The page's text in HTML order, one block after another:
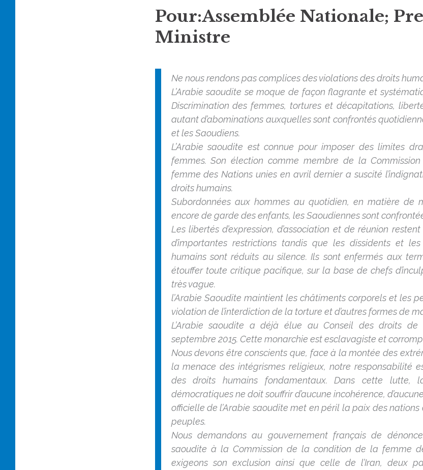
Pour:Assemblée Nationale;
Ministre
Ne nous rendons pas complices des violations des droits
L’Arabie saoudite se moque de façon flagrante et
Discrimination des femmes, tortures et décapitations,
autant d’abominations auxquelles sont confrontés
et les Saoudiens.
L’Arabie saoudite est connue pour imposer des limites
femmes. Son élection comme membre de la
femme des Nations unies en avril dernier a suscité
droits humains.
Subordonnées aux hommes au quotidien, en matière de
encore de garde des enfants, les Saoudiennes sont
Les libertés d’expression, d’association et de réunion
d’importantes restrictions tandis que les dissidents et
humains sont réduits au silence. Ils sont enfermés aux
étouffer toute critique pacifique, sur la base de chefs
très vague.
l’Arabie Saoudite maintient les châtiments corporels et les
violation de l’interdiction de la torture et d’autres formes de
L’Arabie saoudite a déjà élue au Conseil des droits de
septembre 2015. Cette monarchie est esclavagiste et
Nous devons être conscients que, face à la montée des
la menace des intégrismes religieux, notre responsabilité
des droits humains fondamentaux. Dans cette lutte,
démocratiques ne doit souffrir d’aucune incohérence,
officielle de l’Arabie saoudite met en péril la paix des
peuples.
Nous demandons au gouvernement français de
saoudite à la Commission de la condition de la femme
exigeons son exclusion ainsi que celle de l’Iran, deux